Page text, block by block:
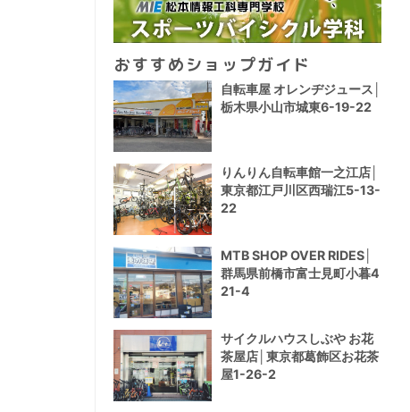
おすすめショップガイド
自転車屋 オレンヂジュース│
栃木県小山市城東6-19-22
りんりん自転車館一之江店│
東京都江戸川区西瑞江5-13-
22
MTB SHOP OVER RIDES│
群馬県前橋市富士見町小暮4
21-4
サイクルハウスしぶや お花
茶屋店│東京都葛飾区お花茶
屋1-26-2